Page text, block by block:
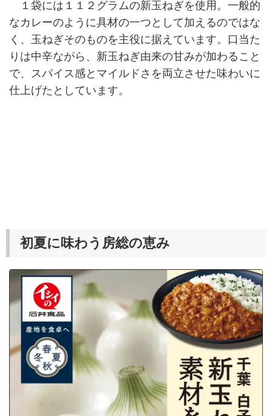
１袋には１１２グラムの新玉ねぎを使用。一般的
なカレーのように具材の一つとして加えるのではな
く、玉ねぎそのものを主役に据えています。口当た
りは中辛ながら、新玉ねぎ由来の甘みが加わること
で、スパイス感とマイルドさを両立させた味わいに
仕上げたとしています。
初夏に味わう房総の恵み